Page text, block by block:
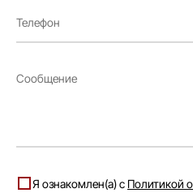
Я ознакомлен(а) с Политикой